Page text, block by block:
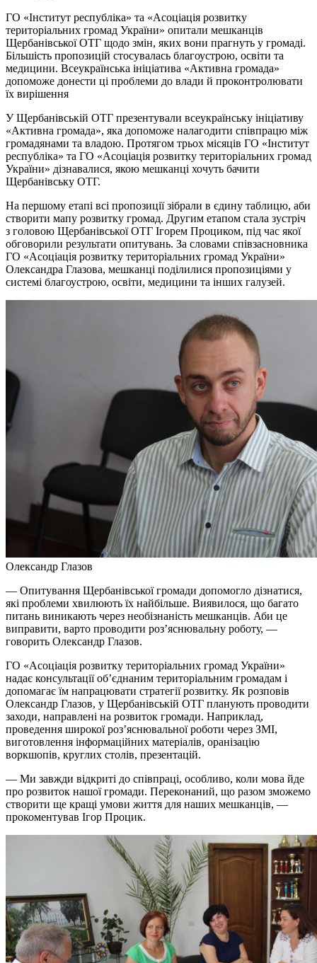
ГО «Інститут республіка» та «Асоціація розвитку
територіальних громад України» опитали мешканців
Щербанівської ОТГ щодо змін, яких вони прагнуть у громаді.
Більшість пропозицій стосувалась благоустрою, освіти та
медицини. Всеукраїнська ініціатива «Активна громада»
допоможе донести ці проблеми до влади й проконтролювати
їх вирішення
У Щербанівській ОТГ презентували всеукраїнську ініціативу
«Активна громада», яка допоможе налагодити співпрацю між
громадянами та владою. Протягом трьох місяців ГО «Інститут
республіка» та ГО «Асоціація розвитку територіальних громад
України» дізнавалися, якою мешканці хочуть бачити
Щербанівську ОТГ.
На першому етапі всі пропозиції зібрали в єдину таблицю, аби
створити мапу розвитку громад. Другим етапом стала зустріч
з головою Щербанівської ОТГ Ігорем Проциком, під час якої
обговорили результати опитувань. За словами співзасновника
ГО «Асоціація розвитку територіальних громад України»
Олександра Глазова, мешканці поділилися пропозиціями у
системі благоустрою, освіти, медицини та інших галузей.
Олександр Глазов
— Опитування Щербанівської громади допомогло дізнатися,
які проблеми хвилюють їх найбільше. Виявилося, що багато
питань виникають через необізнаність мешканців. Аби це
виправити, варто проводити роз’яснювальну роботу, —
говорить Олександр Глазов.
ГО «Асоціація розвитку територіальних громад України»
надає консультації об’єднаним територіальним громадам і
допомагає їм напрацювати стратегії розвитку. Як розповів
Олександр Глазов, у Щербанівській ОТГ планують проводити
заходи, направлені на розвиток громади. Наприклад,
проведення широкої роз’яснювальної роботи через ЗМІ,
виготовлення інформаційних матеріалів, оранізацію
воркшопів, круглих столів, презентацій.
— Ми завжди відкриті до співпраці, особливо, коли мова йде
про розвиток нашої громади. Переконаний, що разом зможемо
створити ще кращі умови життя для наших мешканців, —
прокоментував Ігор Процик.